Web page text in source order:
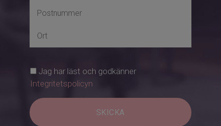
Jag har läst och godkänner
Integritetspolicyn
SKICKA